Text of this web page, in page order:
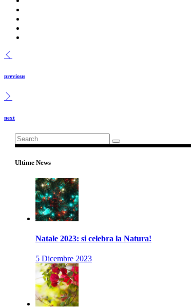
previous
next
Search
for:
Ultime News
Natale 2023: si celebra la Natura!
5 Dicembre 2023